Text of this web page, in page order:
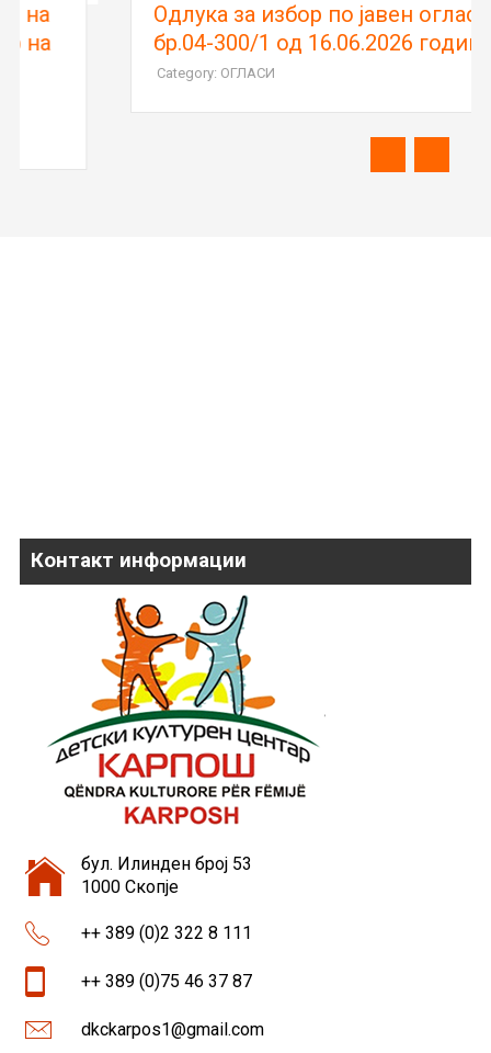
Oдлука за избор по јавен оглас
бр.04-300/1 од 16.06.2026 година
Category: ОГЛАСИ
Контакт информации
бул. Илинден број 53
1000 Скопје
++ 389 (0)2 322 8 111
++ 389 (0)75 46 37 87
dkckarpos1@gmail.com